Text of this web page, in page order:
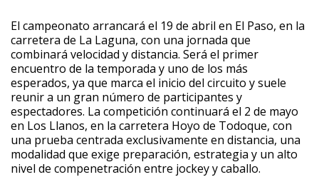
El campeonato arrancará el 19 de abril en El Paso, en la
carretera de La Laguna, con una jornada que
combinará velocidad y distancia. Será el primer
encuentro de la temporada y uno de los más
esperados, ya que marca el inicio del circuito y suele
reunir a un gran número de participantes y
espectadores. La competición continuará el 2 de mayo
en Los Llanos, en la carretera Hoyo de Todoque, con
una prueba centrada exclusivamente en distancia, una
modalidad que exige preparación, estrategia y un alto
nivel de compenetración entre jockey y caballo.